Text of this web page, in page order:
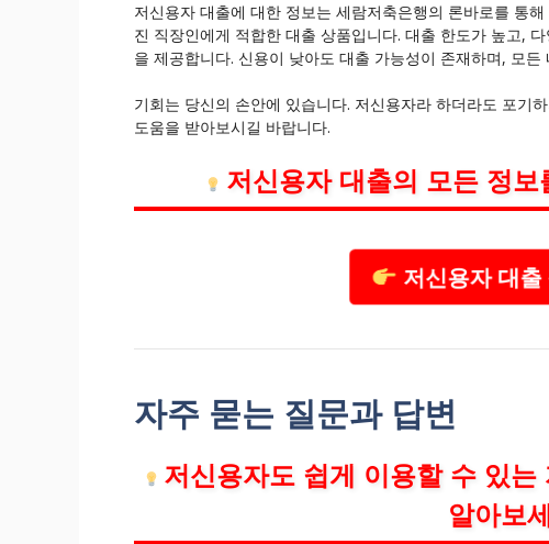
저신용자 대출에 대한 정보는 세람저축은행의 론바로를 통
진 직장인에게 적합한 대출 상품입니다. 대출 한도가 높고,
을 제공합니다. 신용이 낮아도 대출 가능성이 존재하며, 모
기회는 당신의 손안에 있습니다. 저신용자라 하더라도 포기
도움을 받아보시길 바랍니다.
저신용자 대출의 모든 정
저신용자 대출
자주 묻는 질문과 답변
저신용자도 쉽게 이용할 수 있
알아보